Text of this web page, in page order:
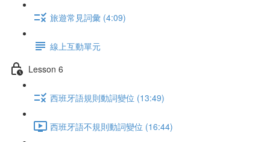
旅遊常見詞彙 (4:09)
線上互動單元
Lesson 6
西班牙語規則動詞變位 (13:49)
西班牙語不規則動詞變位 (16:44)